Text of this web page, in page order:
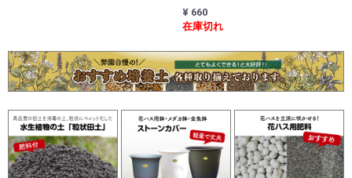
¥ 660
在庫切れ